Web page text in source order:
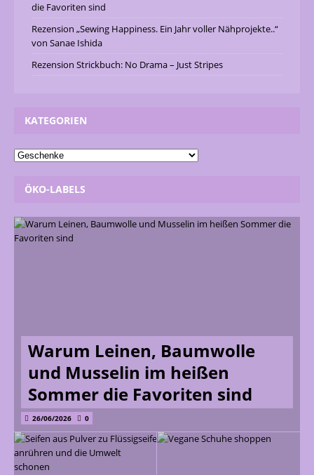
die Favoriten sind
Rezension „Sewing Happiness. Ein Jahr voller Nähprojekte..“
von Sanae Ishida
Rezension Strickbuch: No Drama – Just Stripes
KATEGORIEN
ÖKO-LABELS
Warum Leinen, Baumwolle
und Musselin im heißen
Sommer die Favoriten sind
26/06/2026 0